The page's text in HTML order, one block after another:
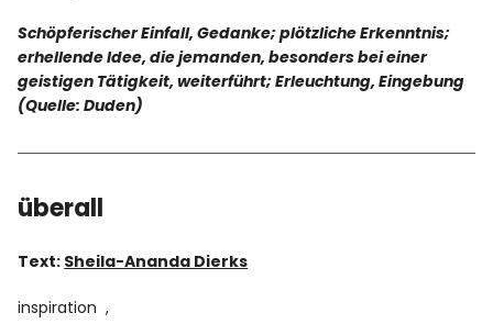
FacebookInstagram
Info
Schöpferischer Einfall, Gedanke; plötzliche Erkenntnis;
erhellende Idee, die jemanden, besonders bei einer
geistigen Tätigkeit, weiterführt; Erleuchtung, Eingebung
(Quelle: Duden)
überall
Text: Sheila-Ananda Dierks
inspiration ,